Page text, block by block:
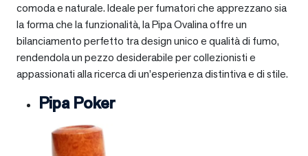
comoda e naturale. Ideale per fumatori che apprezzano sia
la forma che la funzionalità, la Pipa Ovalina offre un
bilanciamento perfetto tra design unico e qualità di fumo,
rendendola un pezzo desiderabile per collezionisti e
appassionati alla ricerca di un’esperienza distintiva e di stile.
Pipa Poker